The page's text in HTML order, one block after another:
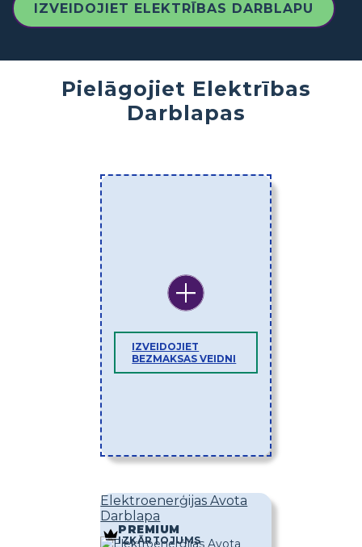
IZVEIDOJIET ELEKTRĪBAS DARBLAPU
Pielāgojiet Elektrības
Darblapas
IZVEIDOJIET
BEZMAKSAS VEIDNI
Elektroenerģijas Avota
Darblapa
PREMIUM
IZKĀRTOJUMS